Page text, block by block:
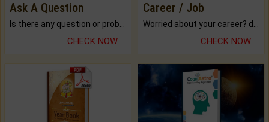
Ask A Question
Is there any question or problem lingering.
CHECK NOW
Career / Job
Worried about your career? don't know what is.
CHECK NOW